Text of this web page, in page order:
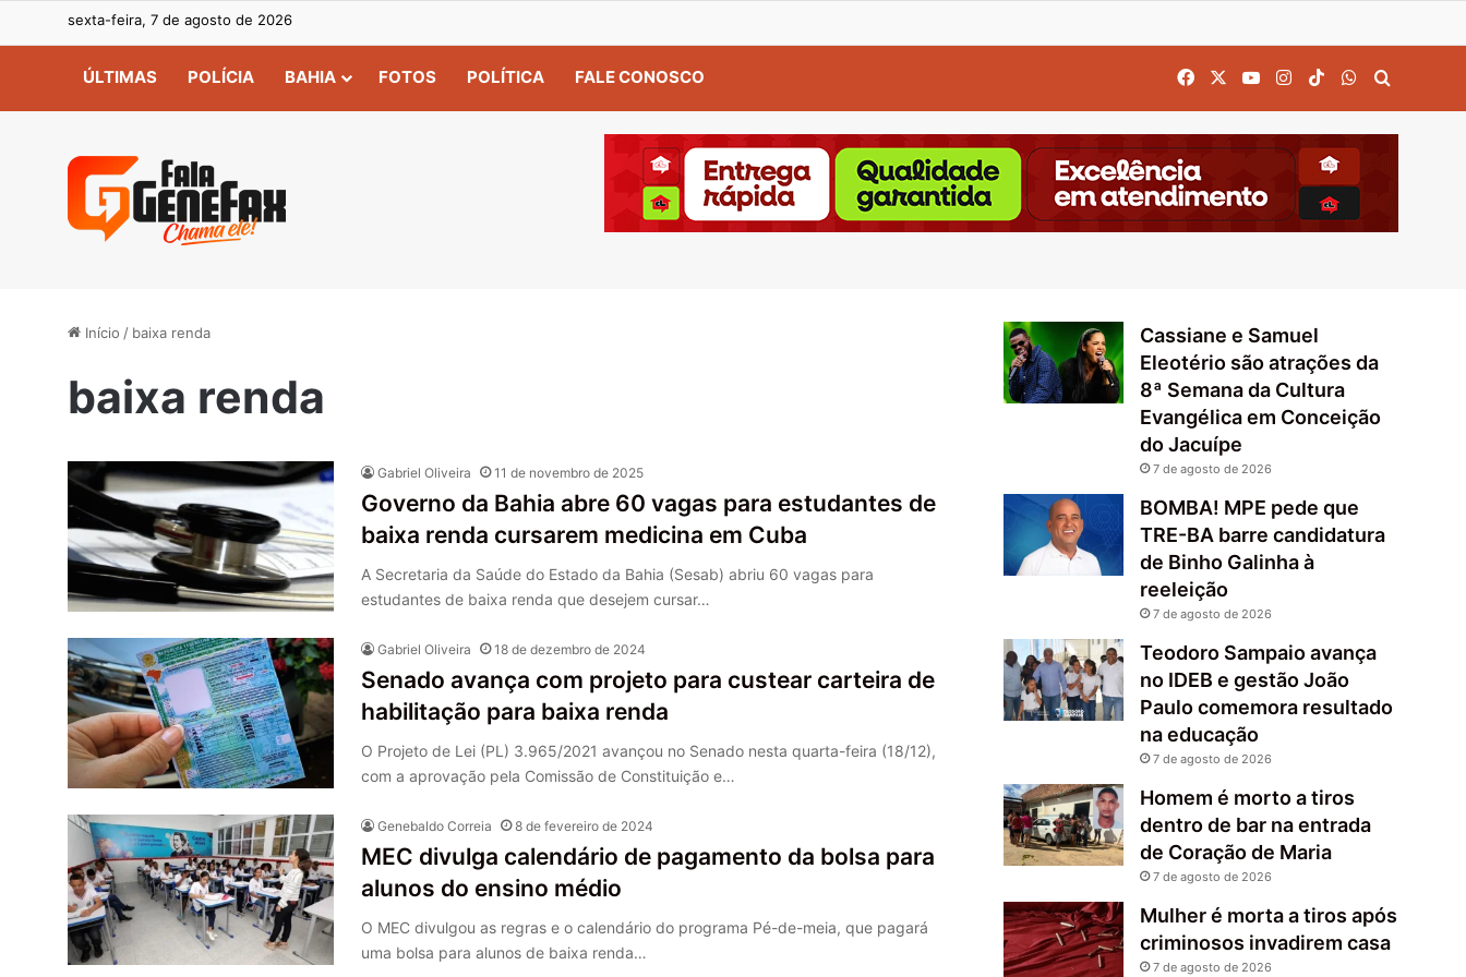
sexta-feira, 7 de agosto de 2026
ÚLTIMAS POLÍCIA BAHIA FOTOS POLÍTICA FALE CONOSCO FacebookYouTubeInstagram
TikTokWhatsApp
Início / baixa renda
baixa renda
Gabriel Oliveira 11 de novembro de 2025
Governo da Bahia abre 60 vagas para estudantes de
baixa renda cursarem medicina em Cuba
A Secretaria da Saúde do Estado da Bahia (Sesab) abriu 60 vagas para
estudantes de baixa renda que desejem cursar…
Gabriel Oliveira 18 de dezembro de 2024
Senado avança com projeto para custear carteira de
habilitação para baixa renda
O Projeto de Lei (PL) 3.965/2021 avançou no Senado nesta quarta-feira (18/12),
com a aprovação pela Comissão de Constituição e…
Genebaldo Correia 8 de fevereiro de 2024
MEC divulga calendário de pagamento da bolsa para
alunos do ensino médio
O MEC divulgou as regras e o calendário do programa Pé-de-meia, que pagará
uma bolsa para alunos de baixa renda…
Cassiane e Samuel
Eleotério são atrações da
8ª Semana da Cultura
Evangélica em Conceição
do Jacuípe
7 de agosto de 2026
BOMBA! MPE pede que
TRE-BA barre candidatura
de Binho Galinha à
reeleição
7 de agosto de 2026
Teodoro Sampaio avança
no IDEB e gestão João
Paulo comemora resultado
na educação
7 de agosto de 2026
Homem é morto a tiros
dentro de bar na entrada
de Coração de Maria
7 de agosto de 2026
Mulher é morta a tiros após
criminosos invadirem casa
7 de agosto de 2026